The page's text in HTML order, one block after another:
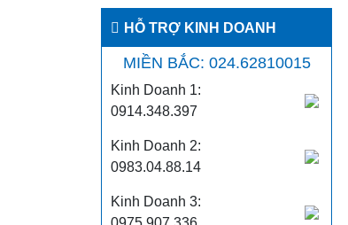
HỖ TRỢ KINH DOANH
MIỀN BẮC: 024.62810015
Kinh Doanh 1:
0914.348.397
Kinh Doanh 2:
0983.04.88.14
Kinh Doanh 3: